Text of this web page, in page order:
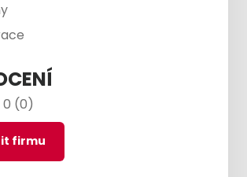
0 (0)
firmu